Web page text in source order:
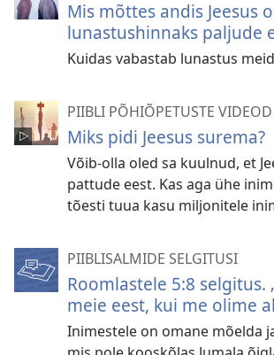
Mis mõttes andis Jeesus
lunastushinnaks paljude
Kuidas vabastab lunastus
PIIBLI PÕHIÕPETUSTE VIDEOD
Miks pidi Jeesus surema?
Võib-olla oled sa kuulnud, et
pattude eest. Kas aga ühe
tõesti tuua kasu miljonitele
PIIBLISALMIDE SELGITUSI
Roomlastele 5:8 selgitus.
meie eest, kui me olime
Inimestele on omane mõelda